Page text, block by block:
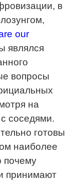
в
our
являлся
вопросы
на
соседями.
готовы
наиболее
почему
принимают